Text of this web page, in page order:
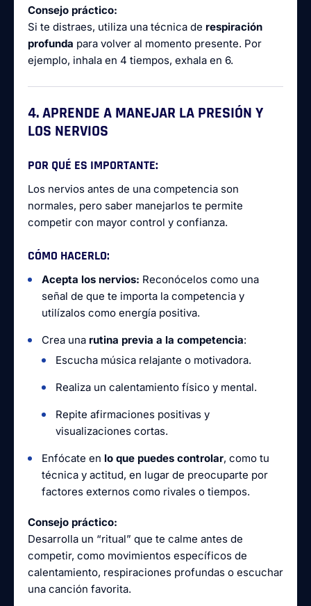
Consejo práctico:
Si te distraes, utiliza una técnica de respiración
profunda para volver al momento presente. Por
ejemplo, inhala en 4 tiempos, exhala en 6.
4. APRENDE A MANEJAR LA PRESIÓN Y
LOS NERVIOS
POR QUÉ ES IMPORTANTE:
Los nervios antes de una competencia son
normales, pero saber manejarlos te permite
competir con mayor control y confianza.
CÓMO HACERLO:
Acepta los nervios: Reconócelos como una
señal de que te importa la competencia y
utilízalos como energía positiva.
Crea una rutina previa a la competencia:
Escucha música relajante o motivadora.
Realiza un calentamiento físico y mental.
Repite afirmaciones positivas y
visualizaciones cortas.
Enfócate en lo que puedes controlar, como tu
técnica y actitud, en lugar de preocuparte por
factores externos como rivales o tiempos.
Consejo práctico:
Desarrolla un “ritual” que te calme antes de
competir, como movimientos específicos de
calentamiento, respiraciones profundas o escuchar
una canción favorita.